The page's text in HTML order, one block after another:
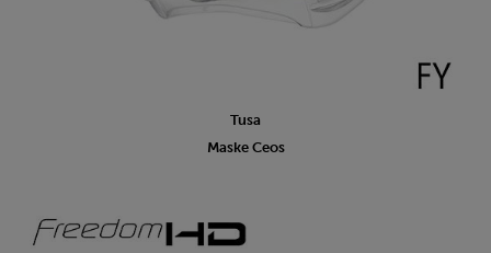
Tusa
Maske Ceos